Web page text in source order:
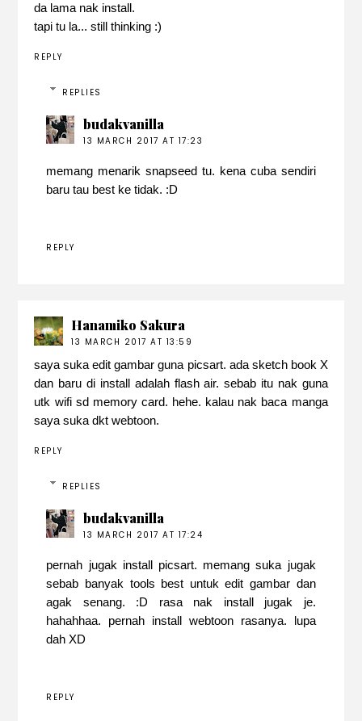
da lama nak install.
tapi tu la... still thinking :)
REPLY
REPLIES
budakvanilla
13 MARCH 2017 AT 17:23
memang menarik snapseed tu. kena cuba sendiri
baru tau best ke tidak. :D
REPLY
Hanamiko Sakura
13 MARCH 2017 AT 13:59
saya suka edit gambar guna picsart. ada sketch book X
dan baru di install adalah flash air. sebab itu nak guna
utk wifi sd memory card. hehe. kalau nak baca manga
saya suka dkt webtoon.
REPLY
REPLIES
budakvanilla
13 MARCH 2017 AT 17:24
pernah jugak install picsart. memang suka jugak
sebab banyak tools best untuk edit gambar dan
agak senang. :D rasa nak install jugak je.
hahahhaa. pernah install webtoon rasanya. lupa
dah XD
REPLY